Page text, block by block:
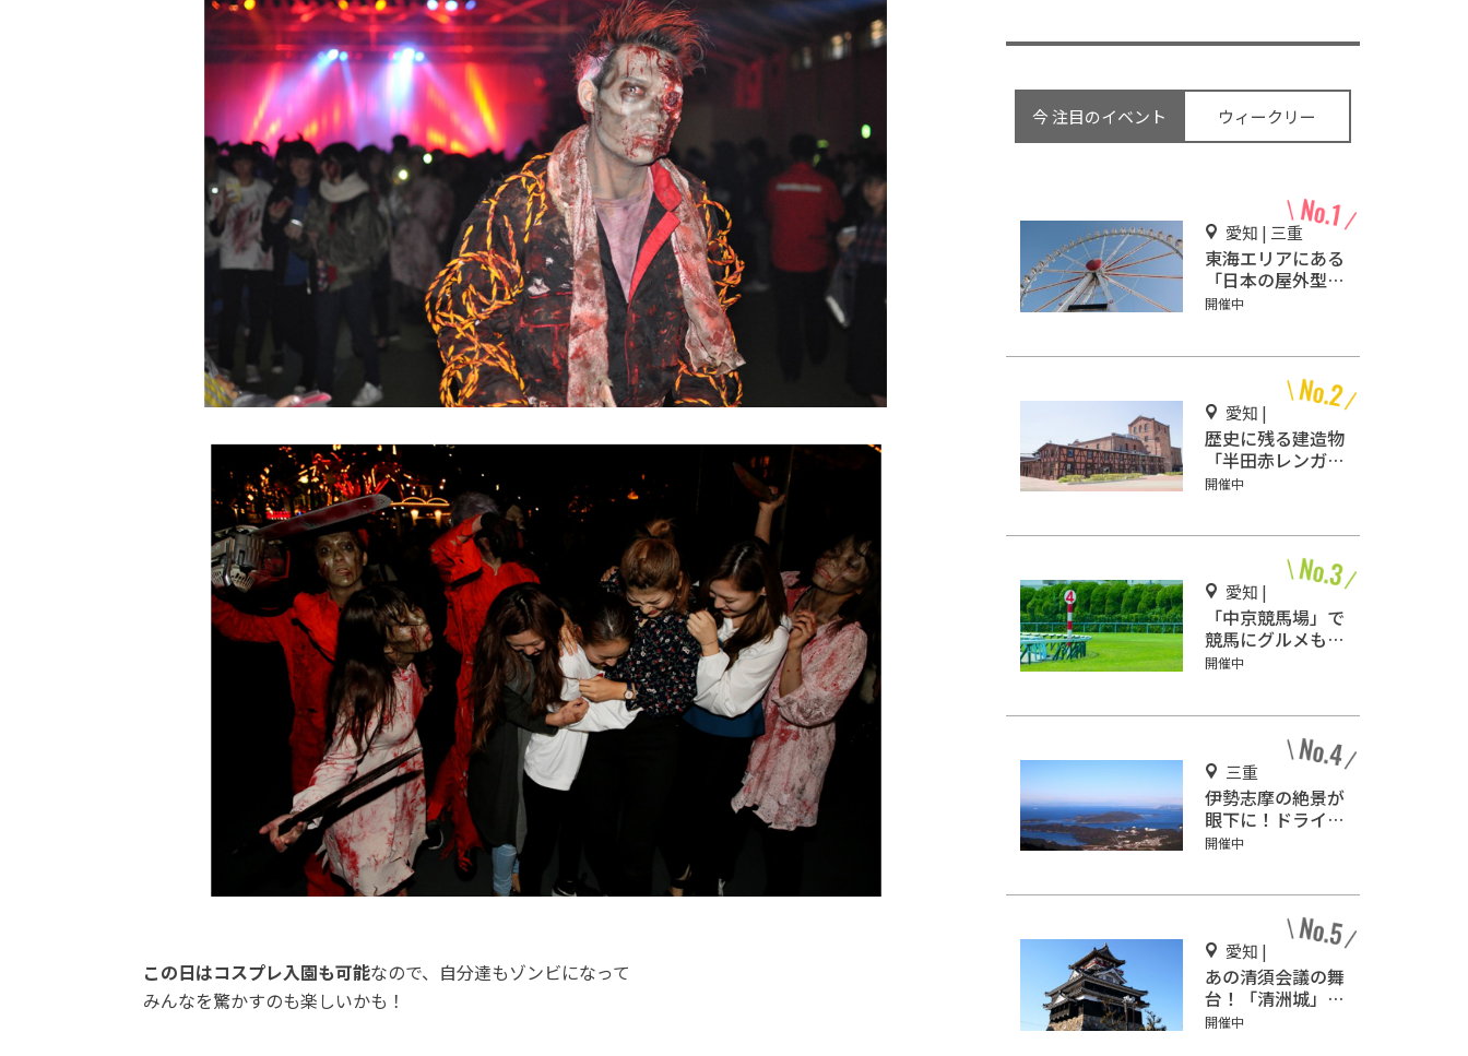
この日はコスプレ入園も可能なので、自分達もゾンビになって
みんなを驚かすのも楽しいかも！
今 注目のイベント ウィークリー
愛知 | 三重
東海エリアにある
「日本の屋外型テ
ーマパーク敷地面
開催中
愛知 |
歴史に残る建造物
「半田赤レンガ建
物」を詳しくご紹
開催中
愛知 |
「中京競馬場」で
競馬にグルメも満
喫しよう！
開催中
三重
伊勢志摩の絶景が
眼下に！ドライブ
しながら観光もで
開催中
愛知 |
あの清須会議の舞
台！「清洲城」で
動乱の時代にタイ
開催中